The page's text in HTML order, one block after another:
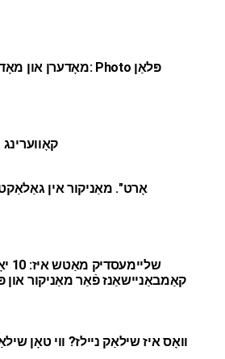
מאָדערן און מאָדערן ניילז: Photo פּלאַן
קאָווערינג
"אָרט". מאַניקור אין
קאַמבאַניישאַנז פֿאַר מאַניקור און
וואָס איז שילאַק ניילז? ווי טאָן